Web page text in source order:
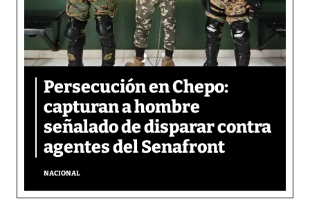
Persecución en Chepo:
capturan a hombre
señalado de disparar contra
agentes del Senafront
NACIONAL